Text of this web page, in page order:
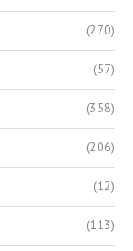
(270)
(57)
(358)
(206)
(12)
(113)